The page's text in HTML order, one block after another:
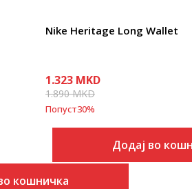
кошничка
Nike Heritage Long Wallet
1.323 MKD
1.890MKD
Попуст30%
Додај во